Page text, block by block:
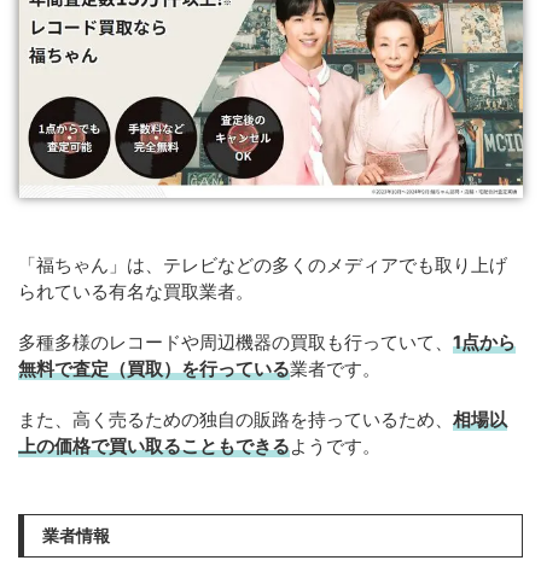
「福ちゃん」は、テレビなどの多くのメディアでも取り上げ
られている有名な買取業者。
多種多様のレコードや周辺機器の買取も行っていて、 1点から
無料で査定（買取）を行っている業者です。
また、高く売るための独自の販路を持っているため、 相場以
上の価格で買い取ることもできるようです。
業者情報